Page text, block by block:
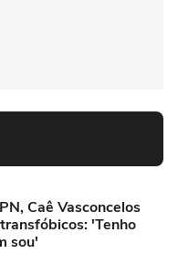
Caê Vasconcelos
'Tenho
sou'